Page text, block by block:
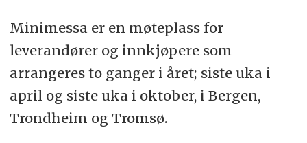
Minimessa er en møteplass for
leverandører og innkjøpere som
arrangeres to ganger i året; siste uka i
april og siste uka i oktober, i Bergen,
Trondheim og Tromsø.